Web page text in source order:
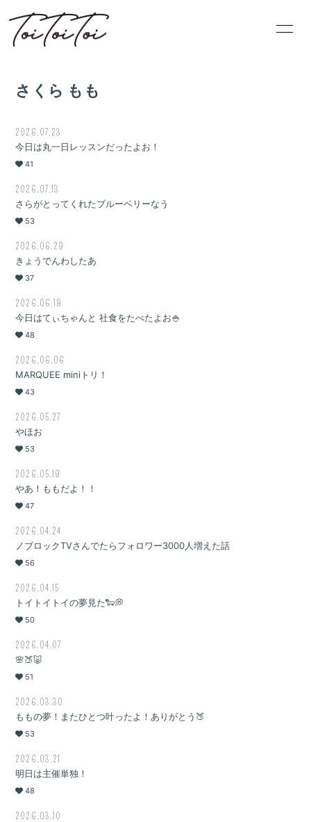
DISCOGRAPHY
BLOG
VIDEO
無料会員登録
さくら もも
2026.07.23
今日は丸一日レッスンだったよお！
41
2026.07.13
さらがとってくれたブルーベリーなう
53
2026.06.29
きょうでんわしたあ
37
2026.06.18
今日はてぃちゃんと 社食をたべたよお🍚
48
2026.06.06
MARQUEE miniトリ！
43
2026.05.27
やほお
53
2026.05.19
やあ！ももだよ！！
47
2026.04.24
ノブロックTVさんでたらフォロワー3000人増えた話
56
2026.04.15
トイトイトイの夢見た🐑💭
50
2026.04.07
🌸🍑🐷
51
2026.03.30
ももの夢！またひとつ叶ったよ！ありがとう🍑
53
2026.03.21
明日は主催単独！
48
2026.03.10